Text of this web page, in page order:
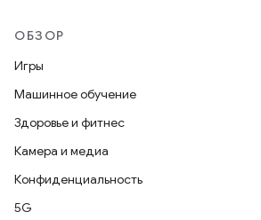
ОБЗОР
Игры
Машинное обучение
Здоровье и фитнес
Камера и медиа
Конфиденциальность
5G